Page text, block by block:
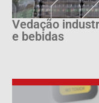
Vedação
e bebidas